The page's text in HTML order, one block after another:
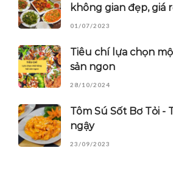
không gian đẹp, giá
01/07/2023
Tiêu chí lựa chọn
sản ngon
28/10/2024
Tôm Sú Sốt Bơ Tỏi -
ngậy
23/09/2023